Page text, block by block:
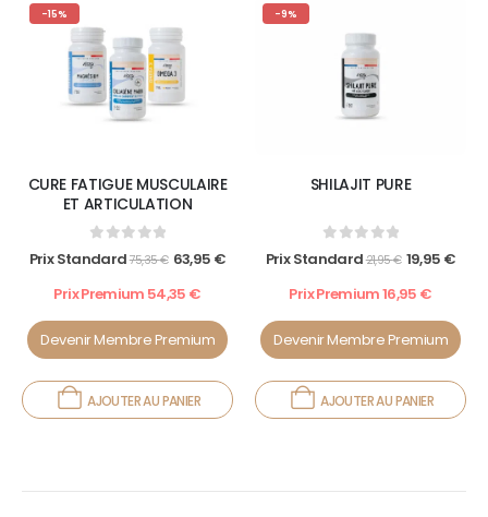
-15%
CURE FATIGUE MUSCULAIRE
ET ARTICULATION
Prix Standard75,35€ 63,95 €
Prix Premium 54,35 €
Devenir Membre Premium
AJOUTER AU PANIER
-9%
SHILAJIT PURE
Prix Standard21,95€ 19,95 €
Prix Premium16,95 €
Devenir Membre Premium
AJOUTER AU PANIER